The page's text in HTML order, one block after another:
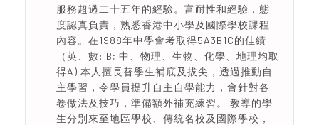
服務超過二十五年的經驗。富耐性和經驗，態
度認真負責，熟悉香港中小學及國際學校課程
內容。在1988年中學會考取得5A3B1C的佳績
（英、數: B; 中、物理、生物、化學、地理均取
得A) 本人擅長替學生補底及拔尖，透過推動自
主學習，令學員提升自主自學能力，會針對各
卷做法及技巧，準備額外補充練習。 教導的學
生分別來至地區學校、傳統名校及國際學校，